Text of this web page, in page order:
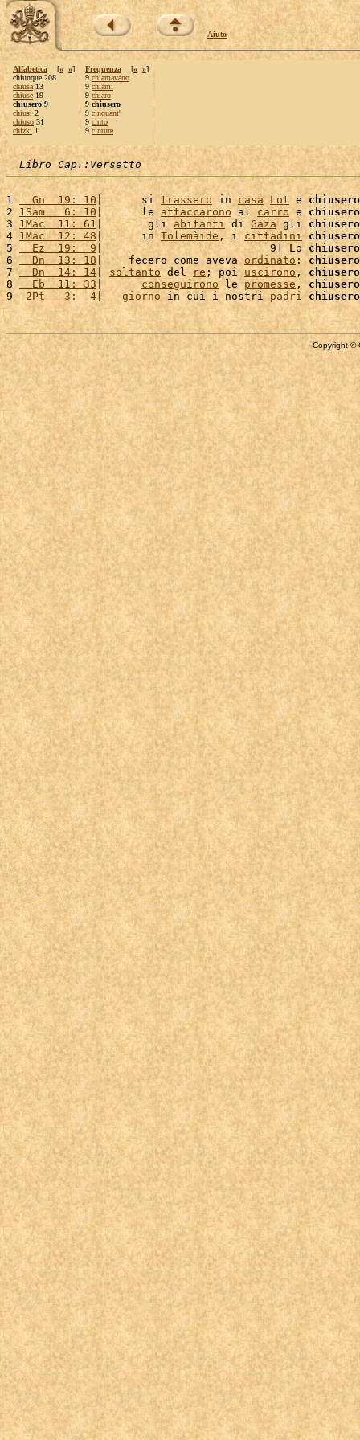
Aiuto
Alfabetica [« »]
chiunque 208
chiusa 13
chiuse 19
chiusero 9
chiusi 2
chiuso 31
chizki 1
Frequenza [« »]
9 chiamavano
9 chiami
9 chiaro
9 chiusero
9 cinquant'
9 cinto
9 cinture
Libro Cap.:Versetto
1
  Gn  19: 10
|      si trassero in casa Lot e chiusero
2 1Sam   6: 10 |      le attaccarono al carro e chiusero
3 1Mac  11: 61 |       gli abitanti di Gaza gli chiusero
4 1Mac  12: 48|      in Tolemàide, i cittadini chiusero
5
  Ez  19:  9
|                          9] Lo chiusero
6
  Dn  13: 18
|    fecero come aveva ordinato : chiusero
7
  Dn  14: 14
| soltanto del re ; poi uscirono , chiusero
8
  Eb  11: 33
| conseguirono le promesse, chiusero
9 2Pt   3:  4 | giorno in cui i nostri padri chiusero
Copyright ©